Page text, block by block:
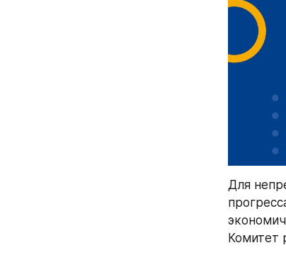
Для
Комитет